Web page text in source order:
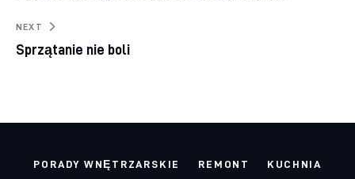
NEXT
Sprzątanie nie boli
PORADY WNĘTRZARSKIE REMONT KUCHNIA